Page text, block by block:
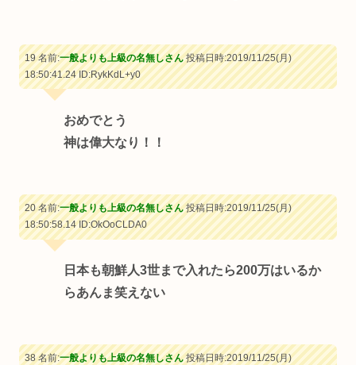
19 名前:一般よりも上級の名無しさん投稿日時:2019/11/25(月)
18:50:41.24ID:RykKdL+y0
おめでとう
神は偉大なり！！
20 名前:一般よりも上級の名無しさん投稿日時:2019/11/25(月)
18:50:58.14ID:OkOoCLDA0
日本も朝鮮人3世まで入れたら200万はいるか
らあんま笑えない
38 名前:一般よりも上級の名無しさん投稿日時:2019/11/25(月)